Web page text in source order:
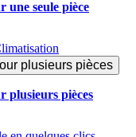
une seule pièce
plusieurs pièces
plusieurs pièces